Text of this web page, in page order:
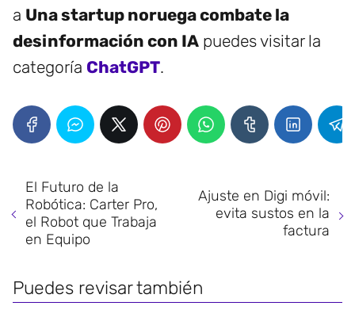
a Una startup noruega combate la
desinformación con IA puedes visitar la
categoría ChatGPT.
El Futuro de la
Robótica: Carter Pro,
el Robot que Trabaja
en Equipo
Ajuste en Digi móvil:
evita sustos en la
factura
Puedes revisar también